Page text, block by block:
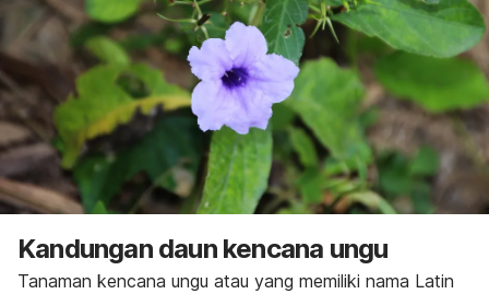
Kandungan daun kencana ungu
Tanaman kencana ungu atau yang memiliki nama Latin